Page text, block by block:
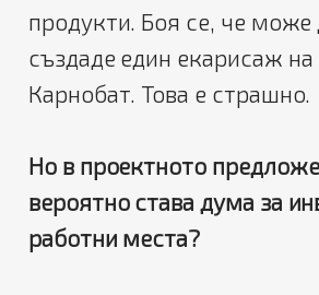
продукти. Боя се, че може
създаде един екарисаж на
Карнобат. Това е страшно.
Но в проектното
вероятно става дума за
работни места?